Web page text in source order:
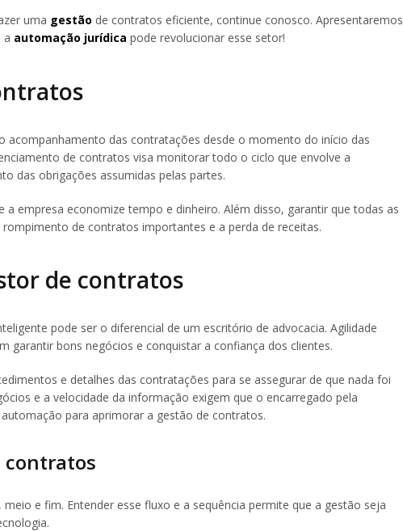
uma gestão de contratos eficiente, continue conosco. Apresentaremos
a automação jurídica pode revolucionar esse setor!
das contratações desde o momento do início das
de contratos visa monitorar todo o ciclo que envolve a
das obrigações assumidas pelas partes.
empresa economize tempo e dinheiro. Além disso, garantir que todas as
de contratos importantes e a perda de receitas.
de contratos
pode ser o diferencial de um escritório de advocacia. Agilidade
garantir bons negócios e conquistar a confiança dos clientes.
e detalhes das contratações para se assegurar de que nada foi
e a velocidade da informação exigem que o encarregado pela
para aprimorar a gestão de contratos.
contratos
e fim. Entender esse fluxo e a sequência permite que a gestão seja